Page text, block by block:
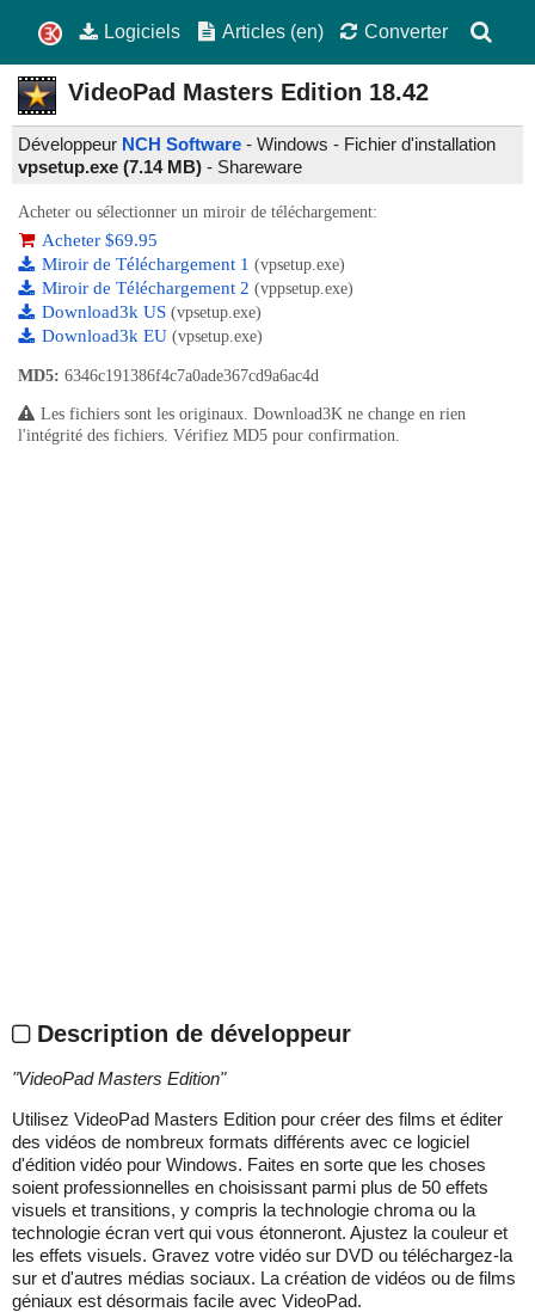
Logiciels Articles (en) Converter
VideoPad Masters Edition 18.42
Développeur NCH Software - Windows - Fichier d'installation
vpsetup.exe (7.14 MB) - Shareware
Acheter ou sélectionner un miroir de téléchargement:
Acheter $69.95
Miroir de Téléchargement 1 (vpsetup.exe)
Miroir de Téléchargement 2 (vppsetup.exe)
Download3k US (vpsetup.exe)
Download3k EU (vpsetup.exe)
MD5: 6346c191386f4c7a0ade367cd9a6ac4d
Les fichiers sont les originaux. Download3K ne change en rien
l'intégrité des fichiers. Vérifiez MD5 pour confirmation.
Description de développeur
"VideoPad Masters Edition"
Utilisez VideoPad Masters Edition pour créer des films et éditer
des vidéos de nombreux formats différents avec ce logiciel
d'édition vidéo pour Windows. Faites en sorte que les choses
soient professionnelles en choisissant parmi plus de 50 effets
visuels et transitions, y compris la technologie chroma ou la
technologie écran vert qui vous étonneront. Ajustez la couleur et
les effets visuels. Gravez votre vidéo sur DVD ou téléchargez-la
sur et d'autres médias sociaux. La création de vidéos ou de films
géniaux est désormais facile avec VideoPad.